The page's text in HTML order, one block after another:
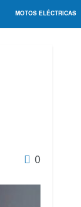
MOTOS ELÉCTRICAS
0